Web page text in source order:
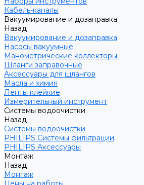
Кабель-каналы
Вакуумирование и дозаправка
Назад
Вакуумирование и дозаправка
Насосы вакуумные
Манометрические коллекторы
Шланги заправочные
Аксессуары для шлангов
Масла и химия
Ленты клейкие
Измерительный инструмент
Системы водоочистки
Назад
Системы водоочистки
PHILIPS Системы фильтрации
PHILIPS Аксессуары
Монтаж
Назад
Монтаж